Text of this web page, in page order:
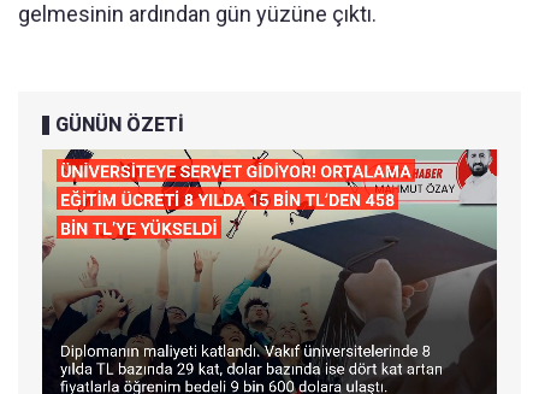
gelmesinin ardından gün yüzüne çıktı.
GÜNÜN ÖZETİ